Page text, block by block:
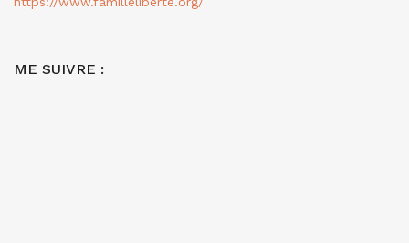
ME SUIVRE :